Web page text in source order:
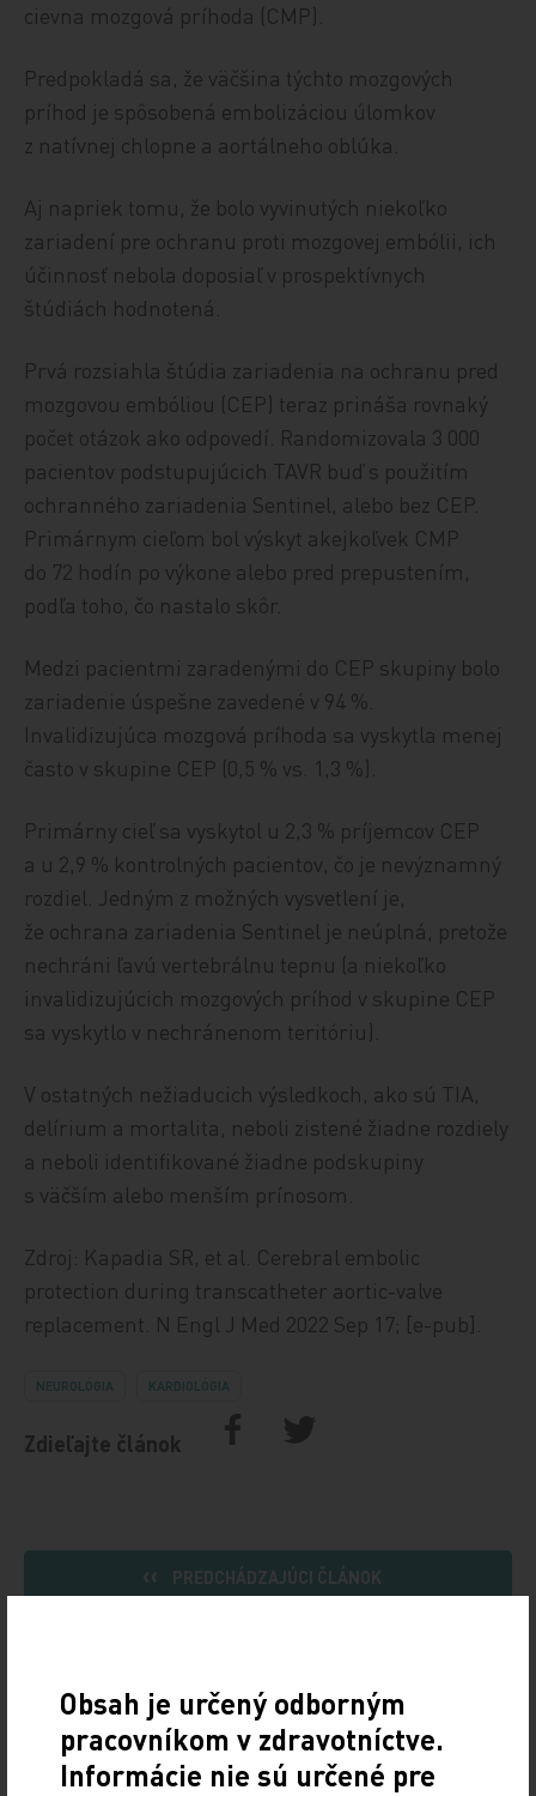
cievna mozgová príhoda (CMP).
Predpokladá sa, že väčšina týchto mozgových
príhod je spôsobená embolizáciou úlomkov
z natívnej chlopne a aortálneho oblúka.
Aj napriek tomu, že bolo vyvinutých niekoľko
zariadení pre ochranu proti mozgovej embólii, ich
účinnosť nebola doposiaľ v prospektívnych
štúdiách hodnotená.
Prvá rozsiahla štúdia zariadenia na ochranu pred
mozgovou embóliou (CEP) teraz prináša rovnaký
počet otázok ako odpovedí. Randomizovala 3 000
pacientov podstupujúcich TAVR buď s použitím
ochranného zariadenia Sentinel, alebo bez CEP.
Primárnym cieľom bol výskyt akejkoľvek CMP
do 72 hodín po výkone alebo pred prepustením,
podľa toho, čo nastalo skôr.
Medzi pacientmi zaradenými do CEP skupiny bolo
zariadenie úspešne zavedené v 94 %.
Invalidizujúca mozgová príhoda sa vyskytla menej
často v skupine CEP (0,5 % vs. 1,3 %).
Primárny cieľ sa vyskytol u 2,3 % príjemcov CEP
a u 2,9 % kontrolných pacientov, čo je nevýznamný
rozdiel. Jedným z možných vysvetlení je,
že ochrana zariadenia Sentinel je neúplná, pretože
nechráni ľavú vertebrálnu tepnu (a niekoľko
invalidizujúcich mozgových príhod v skupine CEP
sa vyskytlo v nechránenom teritóriu).
V ostatných nežiaducich výsledkoch, ako sú TIA,
delírium a mortalita, neboli zistené žiadne rozdiely
a neboli identifikované žiadne podskupiny
s väčším alebo menším prínosom.
Zdroj: Kapadia SR, et al. Cerebral embolic
protection during transcatheter aortic-valve
replacement. N Engl J Med 2022 Sep 17; [e-pub].
NEUROLÓGIA KARDIOLÓGIA
Zdieľajte článok
PREDCHÁDZAJÚCI ČLÁNOK
Obsah je určený odborným
pracovníkom v zdravotníctve.
Informácie nie sú určené pre